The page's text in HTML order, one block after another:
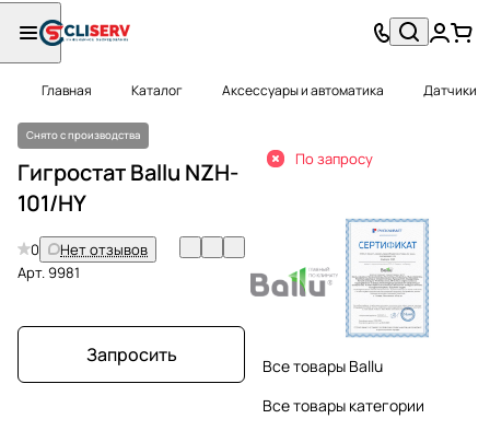
Главная Каталог Аксессуары и автоматика Датчики
Снято с производства
Гигростат Ballu NZH-
101/HY
0
Нет отзывов
Арт.9981
Запросить
По запросу
Все товары Ballu
Все товары категории